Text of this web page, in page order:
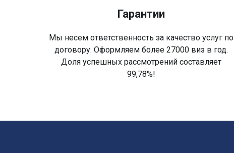
Гарантии
Мы несем ответственность за качество услуг по
договору. Оформляем более 27000 виз в год.
Доля успешных рассмотрений составляет
99,78%!